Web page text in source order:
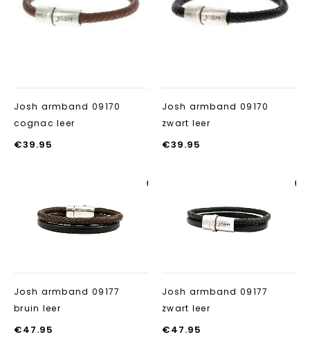
Josh armband 09170
cognac leer
€39.95
Josh armband 09170
zwart leer
€39.95
Josh armband 09177
bruin leer
€47.95
Josh armband 09177
zwart leer
€47.95